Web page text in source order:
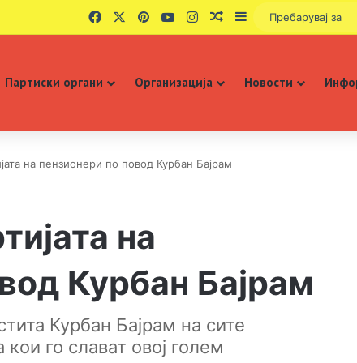
FacebookPinterestYouTubeInstagramСлучаен избор
Sidebar
Партиски органи Организација Новости
на пензионери по повод Курбан Бајрам
на
Курбан Бајрам
Курбан Бајрам на сите
го слават овој голем